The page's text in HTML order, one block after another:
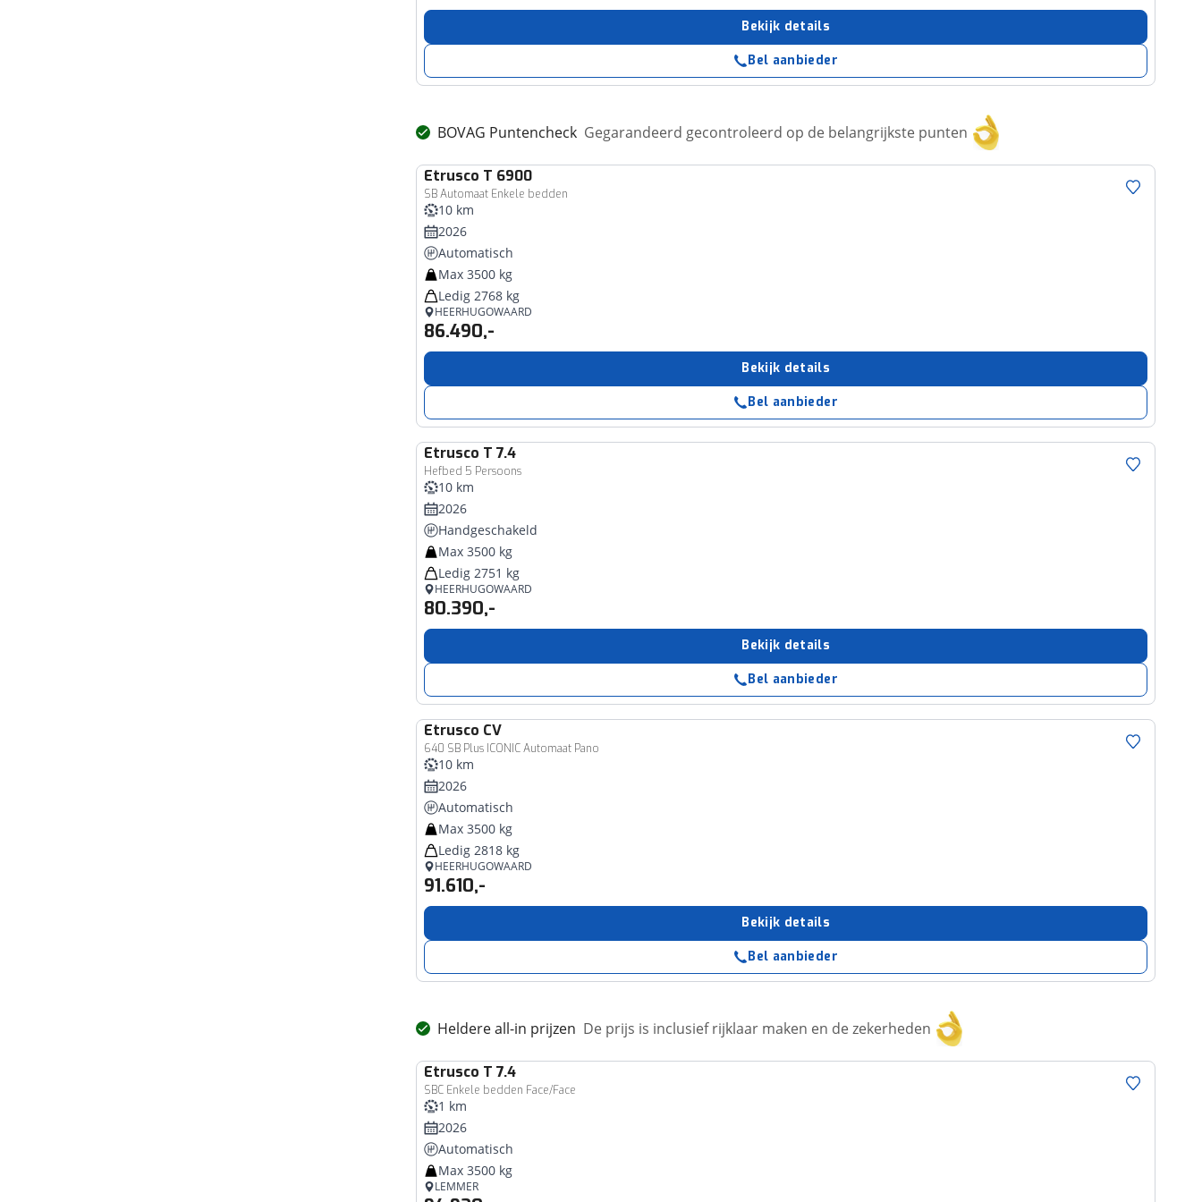
Bekijk details
Bel aanbieder
BOVAG Puntencheck Gegarandeerd gecontroleerd op de belangrijkste punten
Etrusco T 6900
SB Automaat Enkele bedden
10 km
2026
Automatisch
Max 3500 kg
Ledig 2768 kg
HEERHUGOWAARD
86.490,-
Bekijk details
Bel aanbieder
Etrusco T 7.4
Hefbed 5 Persoons
10 km
2026
Handgeschakeld
Max 3500 kg
Ledig 2751 kg
HEERHUGOWAARD
80.390,-
Bekijk details
Bel aanbieder
Etrusco CV
640 SB Plus ICONIC Automaat Pano
10 km
2026
Automatisch
Max 3500 kg
Ledig 2818 kg
HEERHUGOWAARD
91.610,-
Bekijk details
Bel aanbieder
Heldere all-in prijzen De prijs is inclusief rijklaar maken en de zekerheden
Etrusco T 7.4
SBC Enkele bedden Face/Face
1 km
2026
Automatisch
Max 3500 kg
LEMMER